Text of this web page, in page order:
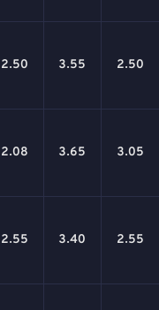
2.50 3.55 2.50
2.08 3.65 3.05
2.55 3.40 2.55